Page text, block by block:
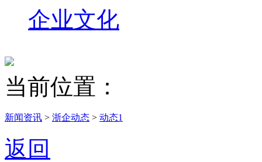
企业文化
当前位置：
新闻资讯 > 浙企动态 > 动态1
返回